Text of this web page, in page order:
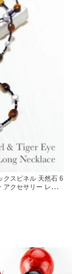
クスピネル 天然石 6
クセサリー レディ
40代 50代 60代 プ